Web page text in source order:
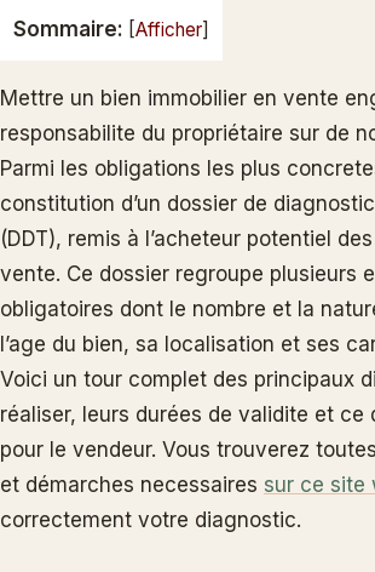
Sommaire: [Afficher]
Mettre un bien immobilier en vente
responsabilite du propriétaire sur de
Parmi les obligations les plus
constitution d’un dossier de
(DDT), remis à l’acheteur potentiel
vente. Ce dossier regroupe plusieurs
obligatoires dont le nombre et la
l’age du bien, sa localisation et ses
Voici un tour complet des principaux
réaliser, leurs durées de validite et ce
pour le vendeur. Vous trouverez
et démarches necessaires sur ce site
correctement votre diagnostic.